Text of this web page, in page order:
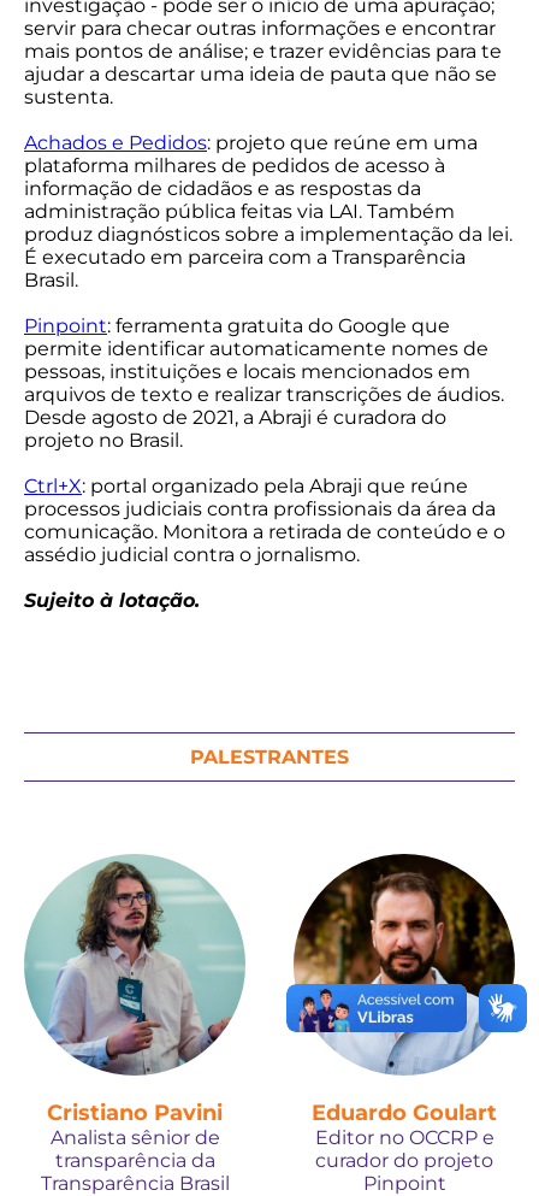
investigação - pode ser o início de uma apuração;
servir para checar outras informações e encontrar
mais pontos de análise; e trazer evidências para te
ajudar a descartar uma ideia de pauta que não se
sustenta.
Achados e Pedidos: projeto que reúne em uma
plataforma milhares de pedidos de acesso à
informação de cidadãos e as respostas da
administração pública feitas via LAI. Também
produz diagnósticos sobre a implementação da lei.
É executado em parceira com a Transparência
Brasil.
Pinpoint: ferramenta gratuita do Google que
permite identificar automaticamente nomes de
pessoas, instituições e locais mencionados em
arquivos de texto e realizar transcrições de áudios.
Desde agosto de 2021, a Abraji é curadora do
projeto no Brasil.
Ctrl+X: portal organizado pela Abraji que reúne
processos judiciais contra profissionais da área da
comunicação. Monitora a retirada de conteúdo e o
assédio judicial contra o jornalismo.
Sujeito à lotação.
PALESTRANTES
Cristiano Pavini
Analista sênior de
transparência da
Transparência Brasil
Eduardo Goulart
Editor no OCCRP e
curador do projeto
Pinpoint